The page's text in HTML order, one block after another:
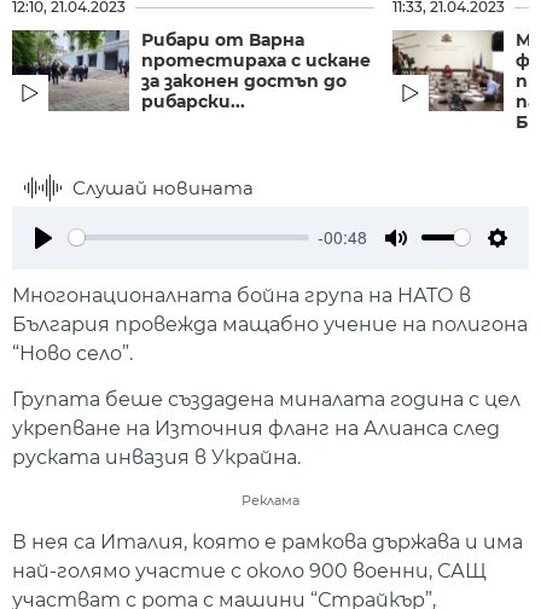
12:10, 21.04.2023
Рибари от Варна
протестираха с искане
за законен достъп до
рибарски...
11:33, 21.04.2023
Слушай новината
-00:48
Многонационалната бойна група на НАТО в
България провежда мащабно учение на полигона
“Ново село”.
Групата беше създадена миналата година с цел
укрепване на Източния фланг на Алианса след
руската инвазия в Украйна.
Реклама
В нея са Италия, която е рамкова държава и има
най-голямо участие с около 900 военни, САЩ
участват с рота с машини “Страйкър”,